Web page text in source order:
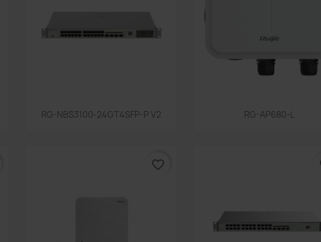
Snabbvy
RG-NBS3100-24GT4SFP-P V2 Snabbvy
RG-AP680-L
favorite_border